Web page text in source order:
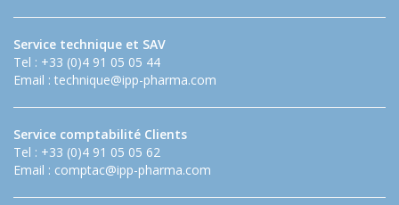
Service technique et SAV
Tel : +33 (0)4 91 05 05 44
Email : technique@ipp-pharma.com
Service comptabilité Clients
Tel : +33 (0)4 91 05 05 62
Email : comptac@ipp-pharma.com